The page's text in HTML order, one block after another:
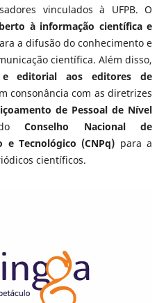
vinculados à UFPB. O
à informação científica e
a difusão do conhecimento e
científica. Além disso,
editorial aos editores de
consonância com as diretrizes
de Pessoal de Nível
Conselho Nacional de
e Tecnológico (CNPq) para a
científicos.